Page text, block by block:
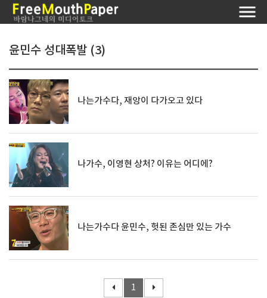
윤민수 성대폭발 (3)
나는가수다, 재앙이 다가오고 있다
나가수, 이영현 상처? 이유는 어디에?
나는가수다 윤민수, 헛된 존심만 있는 가수
1